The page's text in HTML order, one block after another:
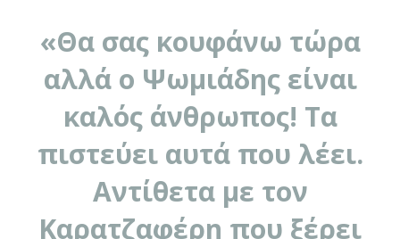
«Θα σας κουφάνω τώρα
αλλά ο Ψωμιάδης είναι
καλός άνθρωπος! Τα
πιστεύει αυτά που λέει.
Αντίθετα με τον
Καρατζαφέρη που ξέρει